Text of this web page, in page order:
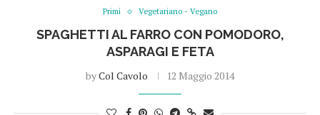
Primi Vegetariano - Vegano
SPAGHETTI AL FARRO CON POMODORO,
ASPARAGI E FETA
byCol Cavolo 12 Maggio 2014